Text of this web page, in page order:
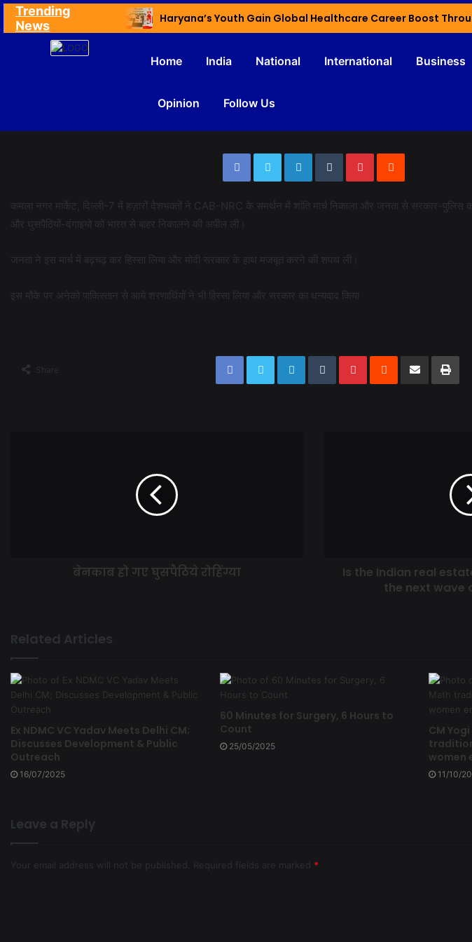
Trending
News
Home India National International Business
Opinion Follow Us
कमला नगर मार्केट, दिल्ली-7 में हज़ारों देशभक्तों ने CAB-NRC के समर्थन में शांति मार्च निकाला और जनता से सरकार-
और घुसपैठियों-दंगाइयो को भारत से बाहर निकालने की अपील ली।
जनता ने इस मार्च में बढ़चढ़ कर हिस्सा लिया और मोदी सरकार के हाथ मजबूत करने की शपथ ली।
इस मौके पर अनेको पाकिस्तान से आये शरणार्थियों ने भी हिस्सा लिया और सरकार का धन्यवाद किया
Share
बेनकाब हो गए घुसपैठिये रोहिंग्या
Is the Indian real
the next wave
Related Articles
Ex NDMC VC Yadav Meets Delhi CM;
Discusses Development & Public
Outreach
16/07/2025
60 Minutes for Surgery, 6 Hours to
Count
25/05/2025
CM
women
11/10/
Leave a Reply
Your email address will not be published. Required fields are marked *